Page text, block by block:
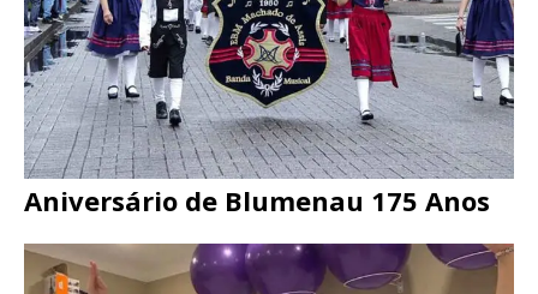
Aniversário de Blumenau 175 Anos